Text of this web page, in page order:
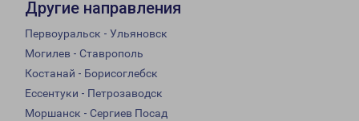
Другие направления
Первоуральск - Ульяновск
Могилев - Ставрополь
Костанай - Борисоглебск
Ессентуки - Петрозаводск
Моршанск - Сергиев Посад